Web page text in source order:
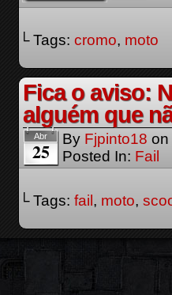
└ Tags: cromo, moto
Fica o aviso:
alguém que
Abr
25 By Fjpinto18 on
Posted In: Fail
└ Tags: fail , moto,